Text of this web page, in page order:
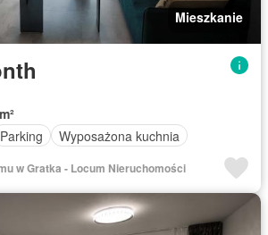
Mieszkanie
Parking Wyposażona kuchnia
w Gratka - Locum Nieruchomości